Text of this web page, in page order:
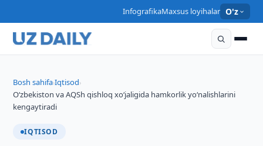
InfografikaMaxsus loyihalar O'z
Bosh sahifa›Iqtisod›
O‘zbekiston va AQSh qishloq xo‘jaligida hamkorlik yo‘nalishlarini
kengaytiradi
IQTISOD